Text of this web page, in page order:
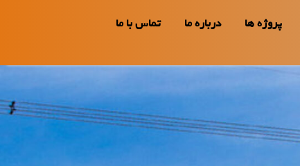
پروژه ها درباره ما تماس با ما